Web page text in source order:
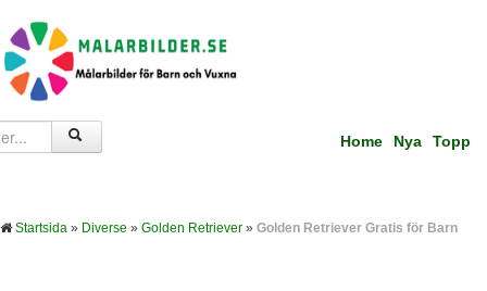
Home Nya Topp
Startsida » Diverse » Golden Retriever » Golden Retriever Gratis för Barn